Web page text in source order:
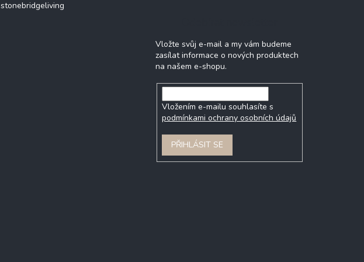
stonebridgeliving
Vložte svůj e-mail a my vám budeme
zasílat informace o nových produktech
na našem e-shopu.
Vložením e-mailu souhlasíte s
podmínkami ochrany osobních údajů
PŘIHLÁSIT SE